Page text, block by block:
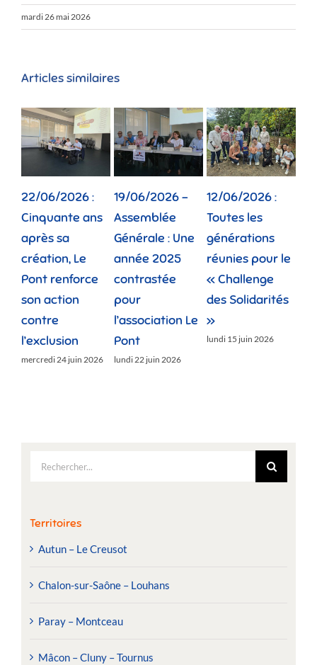
mardi 26 mai 2026
Articles similaires
22/06/2026 :
Cinquante ans
après sa
création, Le
Pont renforce
son action
contre
l’exclusion
mercredi 24 juin 2026
19/06/2026 –
Assemblée
Générale : Une
année 2025
contrastée
pour
l’association Le
Pont
lundi 22 juin 2026
12/06/2026 :
Toutes les
générations
réunies pour le
« Challenge
des Solidarités
»
lundi 15 juin 2026
Rechercher:
Territoires
Autun – Le Creusot
Chalon-sur-Saône – Louhans
Paray – Montceau
Mâcon – Cluny – Tournus